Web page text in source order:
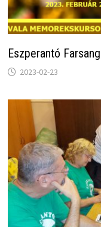
Eszperantó
2023-02-23